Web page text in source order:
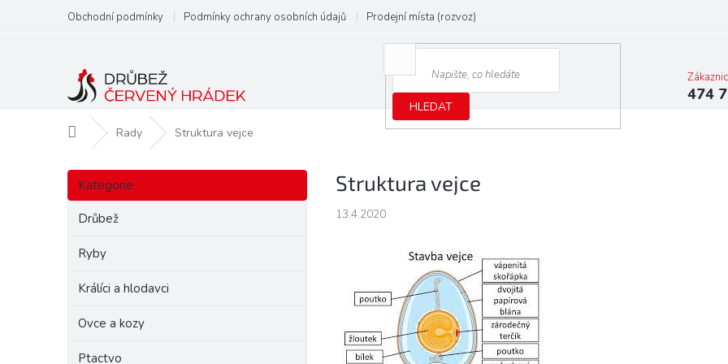
obsah
Obchodní podmínky Podmínky ochrany osobních údajů Prodejní místa (rozvoz)
HLEDAT
474
Domů Rady Struktura vejce
P
s
Přeskočit
kategorie
Kategorie
Drůbež
Ryby
Králíci a hlodavci
Ovce a kozy
Ptactvo
Struktura vejce
13.4.2020